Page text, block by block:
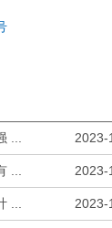
... 2023-
... 2023-
... 2023-